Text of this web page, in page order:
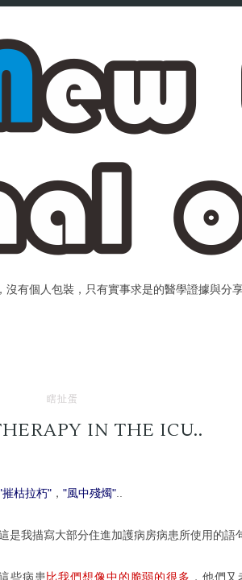
沒有個人包裝，只有實事求是的醫學證據與
瞎扯蛋
IN THE ICU..
摧枯拉朽" ， "風中殘燭"
是我描寫大部分住進加護病房病患所使用的語
些病患比我們想像中的脆弱的很多 ，他們